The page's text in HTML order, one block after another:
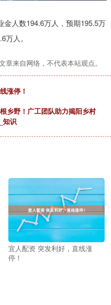
人数194.6万人，预期195.5万
万人。
章来自网络，不代表本站观点。
涨停！
乡野！广工团队助力揭阳乡村
知识
宜人配资 突发利好，直线涨
停！